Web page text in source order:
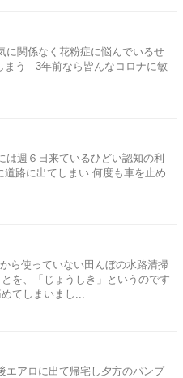
関係なく花粉症に悩んでいるせ
まう 3年前なら皆んなコロナに敏
週６日来ているひどい認知の利
路に出てしまい 何度も車を止め
ら使っていない田んぼの水路清掃
を、「じょうしき」というのです
てしまいまし...
アロに出て帰宅し夕方のパンプ